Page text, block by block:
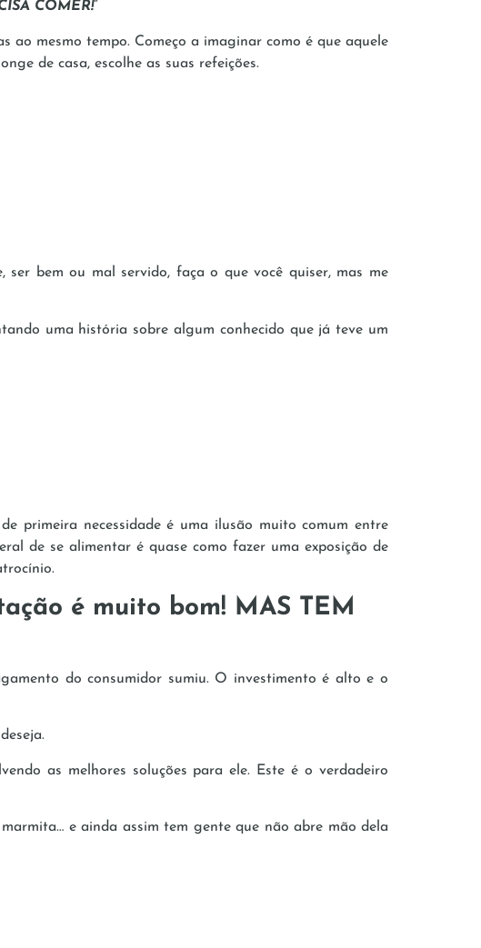
COMER!”
ao mesmo tempo. Começo a imaginar como é que aquele
de casa, escolhe as suas refeições.
ser bem ou mal servido, faça o que você quiser, mas me
uma história sobre algum conhecido que já teve um
primeira necessidade é uma ilusão muito comum entre
de se alimentar é quase como fazer uma exposição de
é muito bom! MAS TEM
do consumidor sumiu. O investimento é alto e o
as melhores soluções para ele. Este é o verdadeiro
e ainda assim tem gente que não abre mão dela